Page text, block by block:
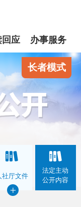
回应 办事服务
长者模式
社厅文件
法定主动
公开内容